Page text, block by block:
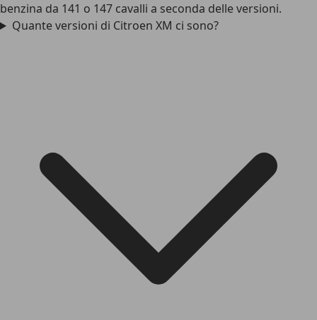
benzina da 141 o 147 cavalli a seconda delle versioni.
Quante versioni di Citroen XM ci sono?